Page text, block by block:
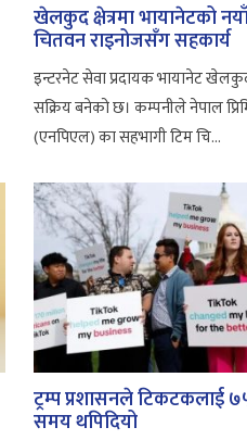
खेलकुद क्षेत्रमा भायानेटको
चितवन राइनोजसँग सहकार्य
इन्टरनेट सेवा प्रदायक भायानेट खेलकुद
सक्रिय बनेको छ। कम्पनीले नेपाल
(एनपिएल) का सहभागी टिम चि...
ट्रम्प प्रशासनले टिकटकलाई
समय थपिदियो